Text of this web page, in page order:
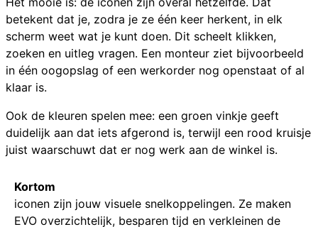
betekent dat je, zodra je ze één keer herkent, in elk
scherm weet wat je kunt doen. Dit scheelt klikken,
zoeken en uitleg vragen. Een monteur ziet bijvoorbeeld
in één oogopslag of een werkorder nog openstaat of al
klaar is.
Ook de kleuren spelen mee: een groen vinkje geeft
duidelijk aan dat iets afgerond is, terwijl een rood kruisje
juist waarschuwt dat er nog werk aan de winkel is.
Kortom
iconen zijn jouw visuele snelkoppelingen. Ze maken
EVO overzichtelijk, besparen tijd en verkleinen de